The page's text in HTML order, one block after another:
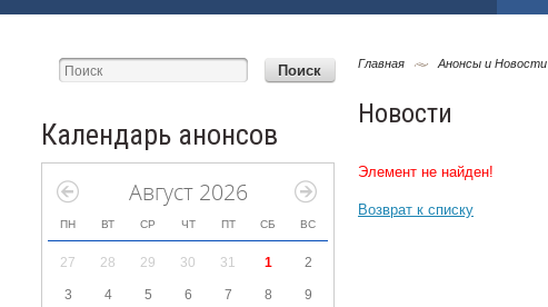
Календарь анонсов
Август 2026
ПН ВТ СР ЧТ ПТ СБ ВС
27 28 29 30 31 1 2
3 4 5 6 7 8 9
Главная Анонсы и Новости
Новости
Элемент не найден!
Возврат к списку